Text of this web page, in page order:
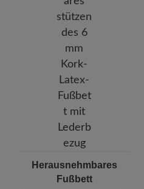
Herausnehmbares
Fußbett